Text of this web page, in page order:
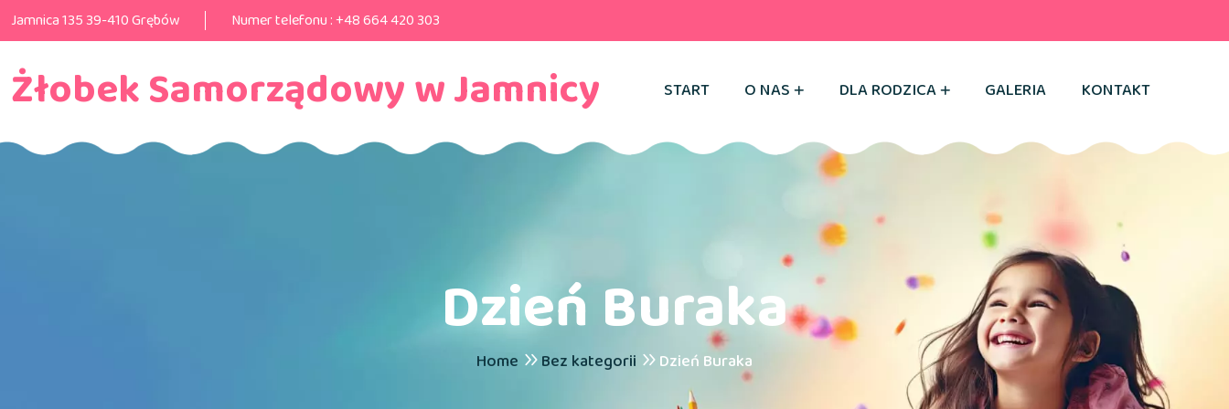
Jamnica 135 39-410 Grębów Numer telefonu :+48 664 420 303
Żłobek Samorządowy w Jamnicy START O NAS DLA RODZICA GALERIA KONTAKT
Dzień Buraka
Home Bez kategorii Dzień Buraka